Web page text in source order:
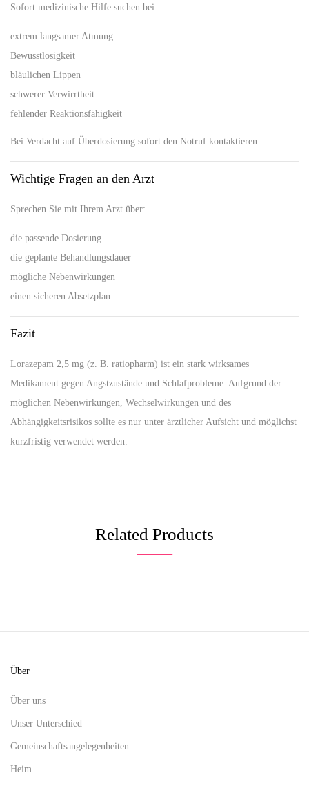
Sofort medizinische Hilfe suchen bei:
extrem langsamer Atmung
Bewusstlosigkeit
bläulichen Lippen
schwerer Verwirrtheit
fehlender Reaktionsfähigkeit
Bei Verdacht auf Überdosierung sofort den Notruf kontaktieren.
Wichtige Fragen an den Arzt
Sprechen Sie mit Ihrem Arzt über:
die passende Dosierung
die geplante Behandlungsdauer
mögliche Nebenwirkungen
einen sicheren Absetzplan
Fazit
Lorazepam 2,5 mg (z. B. ratiopharm) ist ein stark wirksames
Medikament gegen Angstzustände und Schlafprobleme. Aufgrund der
möglichen Nebenwirkungen, Wechselwirkungen und des
Abhängigkeitsrisikos sollte es nur unter ärztlicher Aufsicht und möglichst
kurzfristig verwendet werden.
Related Products
Über
Über uns
Unser Unterschied
Gemeinschaftsangelegenheiten
Heim